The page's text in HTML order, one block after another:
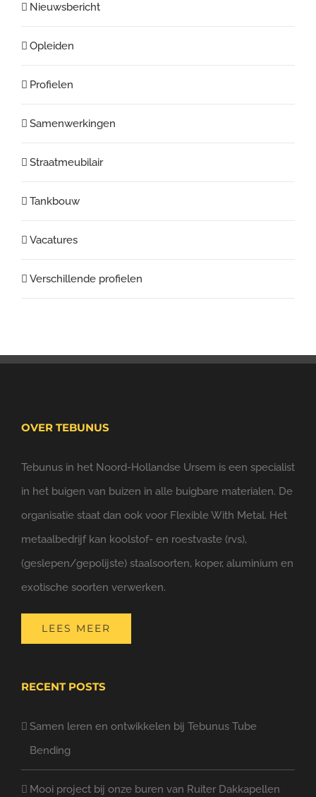
Nieuwsbericht
Opleiden
Profielen
Samenwerkingen
Straatmeubilair
Tankbouw
Vacatures
Verschillende profielen
OVER TEBUNUS
Tebunus in het Noord-Hollandse Ursem is een specialist
in het buigen van buizen in alle buigbare materialen. De
organisatie staat dan ook voor Flexible With Metal. Het
metaalbedrijf kan koolstof- en roestvaste (rvs),
(geslepen/gepolijste) staalsoorten, koper, aluminium en
exotische soorten verwerken.
LEES MEER
RECENT POSTS
Samen leren en ontwikkelen bij Tebunus Tube
Bending
Mooi project bij onze buren van Ruiter Dakkapellen